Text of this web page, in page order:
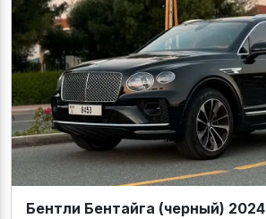
Бентли Бентайга (черный) 2024